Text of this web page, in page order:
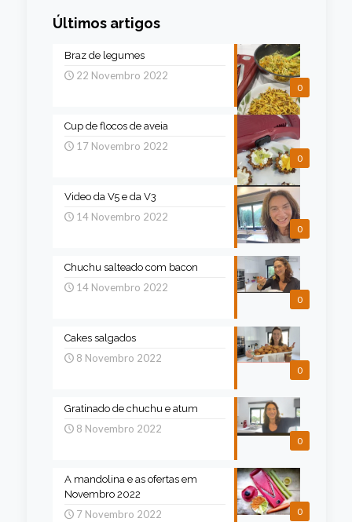
Últimos artigos
0
Braz de legumes
22 Novembro 2022
0
Cup de flocos de aveia
17 Novembro 2022
0
Video da V5 e da V3
14 Novembro 2022
0
Chuchu salteado com bacon
14 Novembro 2022
0
Cakes salgados
8 Novembro 2022
0
Gratinado de chuchu e atum
8 Novembro 2022
0
A mandolina e as ofertas em
Novembro 2022
7 Novembro 2022